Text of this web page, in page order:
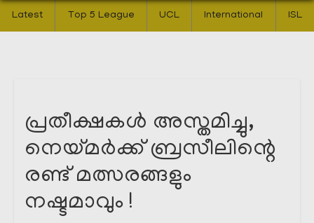
Latest Top 5 League UCL International ISL
പ്രതീക്ഷകൾ അസ്തമിച്ചു,
നെയ്മർക്ക്‌ ബ്രസീലിന്റെ
രണ്ട് മത്സരങ്ങളും
നഷ്ടമാവും !